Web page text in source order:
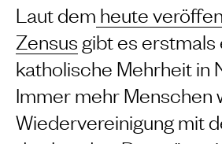
Laut dem heute
Zensus gibt es erstmals
katholische Mehrheit in
Immer mehr Menschen
Wiedervereinigung mit